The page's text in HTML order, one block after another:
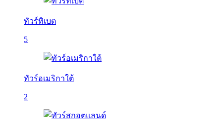
ทัวร์ทิเบต
5
ทัวร์อเมริกาใต้
2